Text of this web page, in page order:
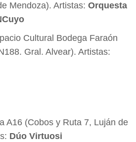
Mendoza). Artistas: Orquesta
Cultural Bodega Faraón
Gral. Alvear). Artistas:
A16 (Cobos y Ruta 7, Luján de
Dúo Virtuosi